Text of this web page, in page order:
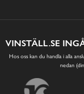
VINSTÄLL.SE
Hos oss kan du handla i alla
nedan